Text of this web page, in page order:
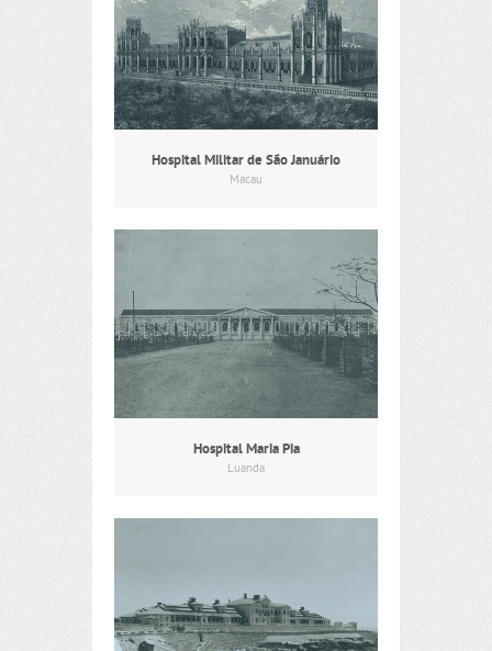
Hospital Militar de São Januário
Macau
Hospital Maria Pia
Luanda